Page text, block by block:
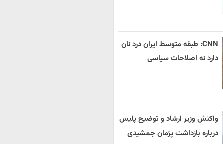
CNN: طبقه متوسط ایران درد نان
دارد نه اصلاحات سیاسی
واکنش وزیر ارشاد و توضیح پلیس
درباره بازداشت پژمان جمشیدی